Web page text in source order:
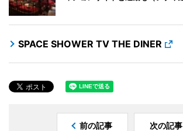
SPACE SHOWER TV THE DINER
前の記事 次の記事